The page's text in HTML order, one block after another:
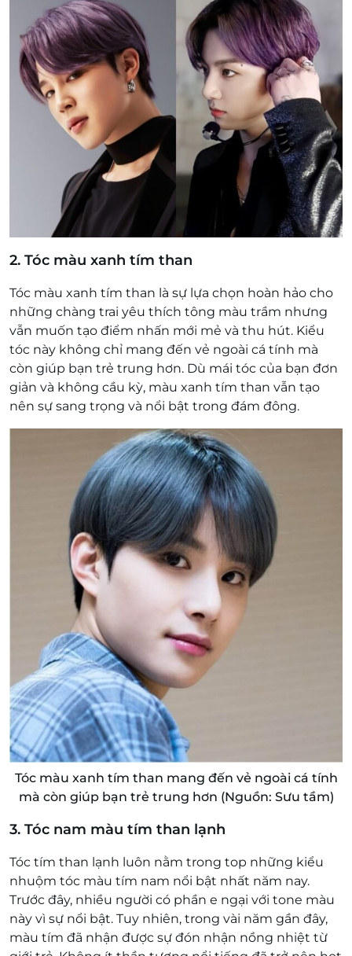
2. Tóc màu xanh tím than
Tóc màu xanh tím than là sự lựa chọn hoàn hảo cho
những chàng trai yêu thích tông màu trầm nhưng
vẫn muốn tạo điểm nhấn mới mẻ và thu hút. Kiểu
tóc này không chỉ mang đến vẻ ngoài cá tính mà
còn giúp bạn trẻ trung hơn. Dù mái tóc của bạn đơn
giản và không cầu kỳ, màu xanh tím than vẫn tạo
nên sự sang trọng và nổi bật trong đám đông.
Tóc màu xanh tím than mang đến vẻ ngoài cá tính
mà còn giúp bạn trẻ trung hơn (Nguồn: Sưu tầm)
3. Tóc nam màu tím than lạnh
Tóc tím than lạnh luôn nằm trong top những kiểu
nhuộm tóc màu tím nam nổi bật nhất năm nay.
Trước đây, nhiều người có phần e ngại với tone màu
này vì sự nổi bật. Tuy nhiên, trong vài năm gần đây,
màu tím đã nhận được sự đón nhận nồng nhiệt từ